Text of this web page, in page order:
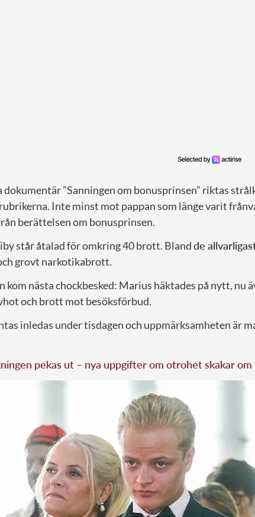
dokumentär ”Sanningen om bonusprinsen” riktas
Inte minst mot pappan som länge varit
berättelsen om bonusprinsen.
står åtalad för omkring 40 brott. Blandde
grovt narkotikabrott.
kom nästa chockbesked: Marius häktades på nytt, nu
och brott mot besöksförbud.
inledas under tisdagen och uppmärksamheten är
pekas ut – nya uppgifter om otrohet skakar om